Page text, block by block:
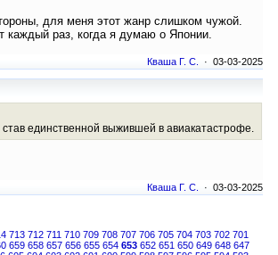
для меня этот жанр слишком чужой.
каждый раз, когда я думаю о Японии.
Кваша Г. С. · 03-03-2025
единственной выжившей в авиакатастрофе.
Кваша Г. С. · 03-03-2025
713 712 711 710 709 708 707 706 705 704 703 702 701
659 658 657 656 655 654 653 652 651 650 649 648 647